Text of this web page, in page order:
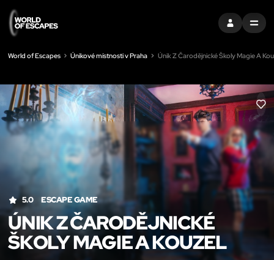
PŘIHLÁSIT SE
MENU
World of Escapes Únikové místnosti v Praha Únik Z Čarodějnické Školy Magie A
LIKE
5.0 ESCAPE GAME
ÚNIK Z ČARODĚJNICKÉ
ŠKOLY MAGIE A KOUZEL